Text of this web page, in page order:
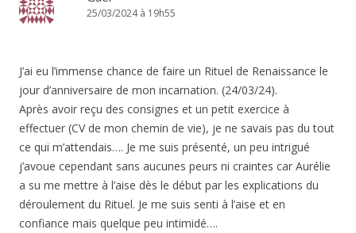
25/03/2024 à 19h55
J’ai eu l’immense chance de faire un Rituel de Renaissance le
jour d’anniversaire de mon incarnation. (24/03/24).
Après avoir reçu des consignes et un petit exercice à
effectuer (CV de mon chemin de vie), je ne savais pas du tout
ce qui m’attendais…. Je me suis présenté, un peu intrigué
j’avoue cependant sans aucunes peurs ni craintes car Aurélie
a su me mettre à l’aise dès le début par les explications du
déroulement du Rituel. Je me suis senti à l’aise et en
confiance mais quelque peu intimidé….